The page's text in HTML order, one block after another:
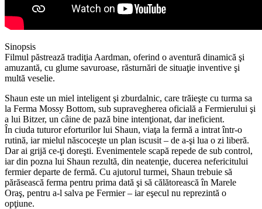
Sinopsis
Filmul păstrează tradiţia Aardman, oferind o aventură dinamică şi
amuzantă, cu glume savuroase, răsturnări de situaţie inventive şi
multă veselie.
Shaun este un miel inteligent şi zburdalnic, care trăieşte cu turma sa
la Ferma Mossy Bottom, sub supravegherea oficială a Fermierului şi
a lui Bitzer, un câine de pază bine intenţionat, dar ineficient.
În ciuda tuturor eforturilor lui Shaun, viaţa la fermă a intrat într-o
rutină, iar mielul născoceşte un plan iscusit – de a-şi lua o zi liberă.
Dar ai grijă ce-ţi doreşti. Evenimentele scapă repede de sub control,
iar din pozna lui Shaun rezultă, din neatenţie, ducerea nefericitului
fermier departe de fermă. Cu ajutorul turmei, Shaun trebuie să
părăsească ferma pentru prima dată şi să călătorească în Marele
Oraş, pentru a-l salva pe Fermier – iar eşecul nu reprezintă o
opţiune.